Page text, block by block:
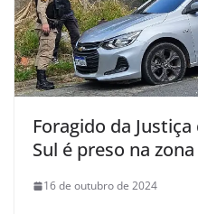
Foragido da
Sul é preso na
16 de outubro de 2024